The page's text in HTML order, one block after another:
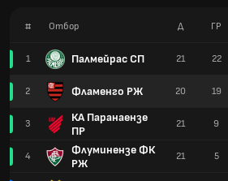
# Отбор
1 Палмейрас СП
2 Фламенго РЖ
3
КА Паранаензе
ПР
4
Флуминензе ФК
РЖ
Д ГР
21 22
20 19
21 9
21 5